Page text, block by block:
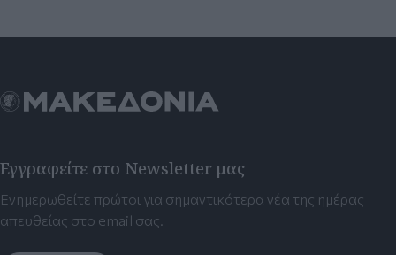
Εγγραφείτε στο Newsletter μας
Ενημερωθείτε πρώτοι για σημαντικότερα νέα της ημέρας
απευθείας στο email σας.